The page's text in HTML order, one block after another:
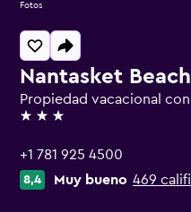
Nantasket
Propiedad vacacional
3 estrellas
+1 781 925 4500
8,4 Muy bueno 469
Fotos